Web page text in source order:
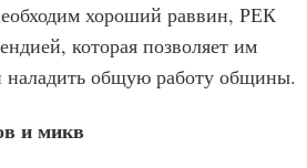
хороший раввин, РЕК
которая позволяет им
наладить общую работу общины.
и микв